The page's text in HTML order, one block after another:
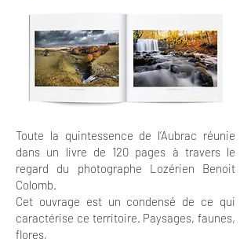
Toute la quintessence de l’Aubrac réunie
dans un livre de 120 pages à travers le
regard du photographe Lozérien Benoit
Colomb.
Cet ouvrage est un condensé de ce qui
caractérise ce territoire. Paysages, faunes,
flores,